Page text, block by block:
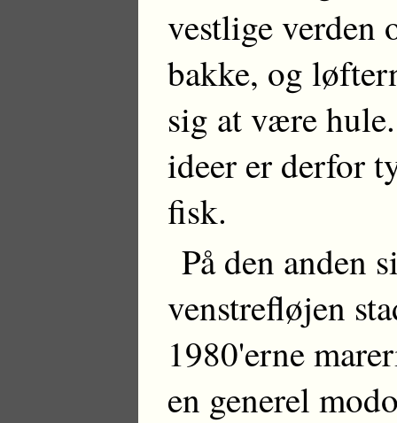
vestlige verden
bakke, og
sig at være
ideer er derfor
fisk.
På den anden
venstrefløjen
1980'erne
en generel